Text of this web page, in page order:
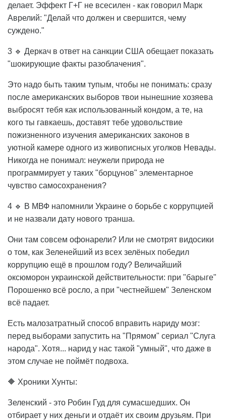
делает. Эффект Г+Г не всесилен - как говорил Марк
Аврелий: "Делай что должен и свершится, чему
суждено."
3 🔹 Деркач в ответ на санкции США обещает показать
"шокирующие факты разоблачения".
Это надо быть таким тупым, чтобы не понимать: сразу
после американских выборов твои нынешние хозяева
выбросят тебя как использованный кондом, а те, на
кого ты гавкаешь, доставят тебе удовольствие
пожизненного изучения американских законов в
уютной камере одного из живописных уголков Невады.
Никогда не понимал: неужели природа не
программирует у таких "борцунов" элементарное
чувство самосохранения?
4 🔹 В МВФ напомнили Украине о борьбе с коррупцией
и не назвали дату нового транша.
Они там совсем офонарели? Или не смотрят видосики
о том, как Зеленейший из всех зелёных победил
коррупцию ещё в прошлом году? Величайший
оксюморон украинской действительности: при "барыге"
Порошенко всё росло, а при "честнейшем" Зеленском
всё падает.
Есть малозатратный способ вправить нариду мозг:
перед выборами запустить на "Прямом" сериал "Слуга
народа". Хотя... нарид у нас такой "умный", что даже в
этом случае не поймёт подвоха.
🔶 Хроники Хунты:
Зеленский - это Робин Гуд для сумасшедших. Он
отбирает у них деньги и отдаёт их своим друзьям. При